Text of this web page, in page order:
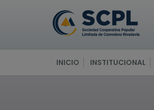
INICIO INSTITUCIONAL